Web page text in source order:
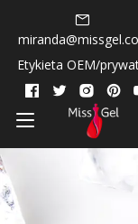
Etykieta OEM/